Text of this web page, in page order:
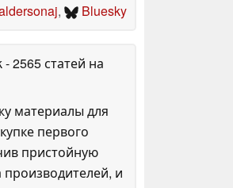
, Bluesky
- 2565 статей на
материалы для
первого
пристойную
и